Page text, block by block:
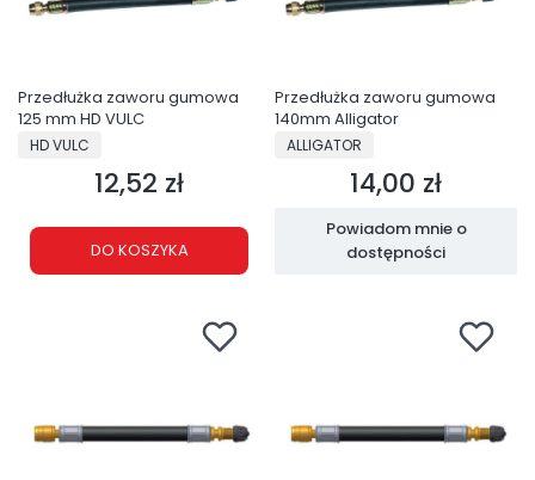
Przedłużka zaworu gumowa
125 mm HD VULC
PRODUCENT
HD VULC
Cena
12,52 zł
DO KOSZYKA
Przedłużka zaworu gumowa
140mm Alligator
PRODUCENT
ALLIGATOR
Cena
14,00 zł
Powiadom mnie o
dostępności